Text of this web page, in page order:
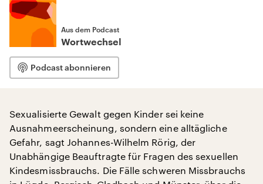
Aus dem Podcast
Wortwechsel
Podcast abonnieren
Sexualisierte Gewalt gegen Kinder sei keine
Ausnahmeerscheinung, sondern eine alltägliche
Gefahr, sagt Johannes-Wilhelm Rörig, der
Unabhängige Beauftragte für Fragen des sexuellen
Kindesmissbrauchs. Die Fälle schweren Missbrauchs